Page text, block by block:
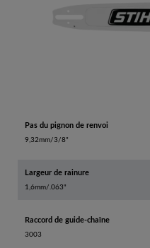
Pas du pignon de renvoi
9,32mm/3/8"
Largeur de rainure
1,6mm/.063"
Raccord de guide-chaîne
3003